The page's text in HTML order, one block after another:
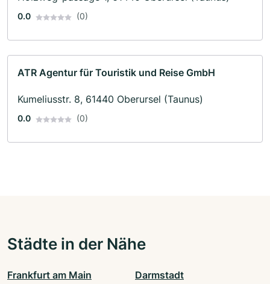
0.0 (0)
ATR Agentur für Touristik und Reise GmbH
Kumeliusstr. 8, 61440 Oberursel (Taunus)
0.0 (0)
Städte in der Nähe
Frankfurt am Main Darmstadt